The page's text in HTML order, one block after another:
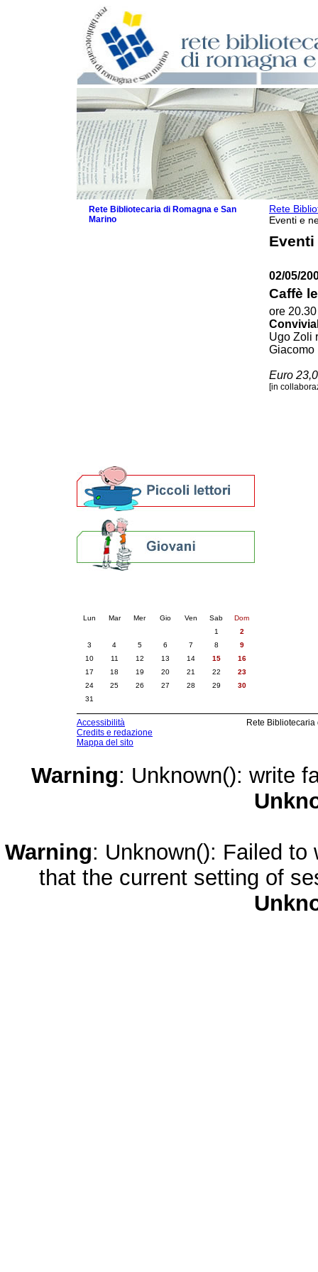
Rete
Eventi e
Eventi
02/05/
Caffè
ore 20.30
Ugo Zoli
Giacomo
Euro
[in
Rete Bibliotecaria di Romagna e San
Marino
Lun Mar Mer Gio Ven Sab
Dom
1
2
3
4 5 6 7 8
9
10
11 12 13 14 15
16
17
18 19 20 21 22
23
24
25 26 27 28 29
30
31
Accessibilità
Credits e redazione
Mappa del sito
Rete
Warning: Unknown(): write
Warning: Unknown(): Failed
that the current setting of